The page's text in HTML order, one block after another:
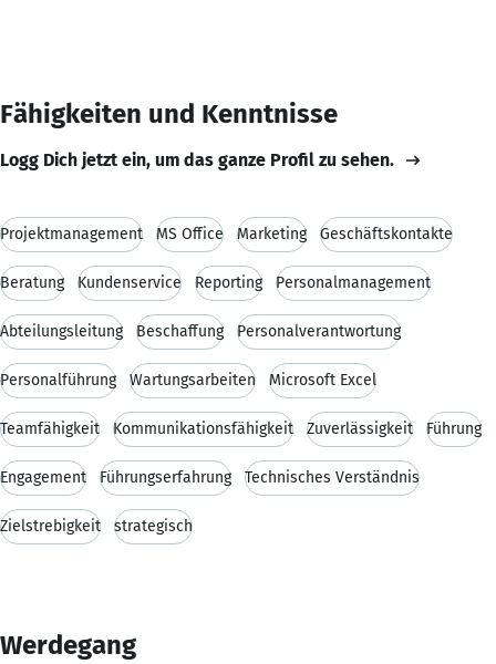
Fähigkeiten und Kenntnisse
Logg Dich jetzt ein, um das ganze Profil zu sehen.
Projektmanagement MS Office Marketing Geschäftskontakte
Beratung Kundenservice Reporting Personalmanagement
Abteilungsleitung Beschaffung Personalverantwortung
Personalführung Wartungsarbeiten Microsoft Excel
Teamfähigkeit Kommunikationsfähigkeit Zuverlässigkeit Führung
Engagement Führungserfahrung Technisches Verständnis
Zielstrebigkeit strategisch
Werdegang